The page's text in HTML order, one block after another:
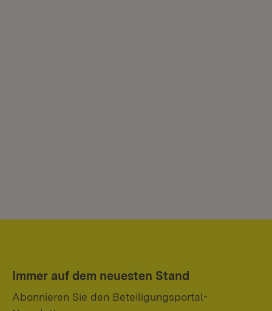
Immer auf dem neuesten Stand
Abonnieren Sie den Beteiligungsportal-